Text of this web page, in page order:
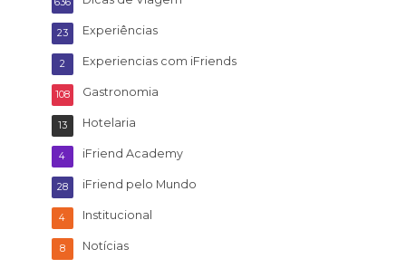
Experiências
23
Experiencias com iFriends
2
Gastronomia
108
Hotelaria
13
iFriend Academy
4
iFriend pelo Mundo
28
Institucional
4
Notícias
8